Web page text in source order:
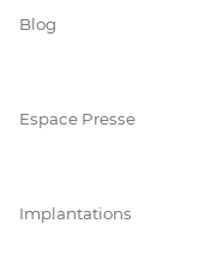
Blog
Espace Presse
Implantations